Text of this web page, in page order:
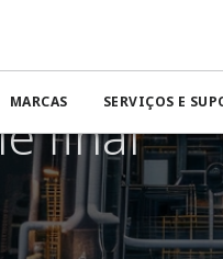
MARCAS SERVIÇOS E
final